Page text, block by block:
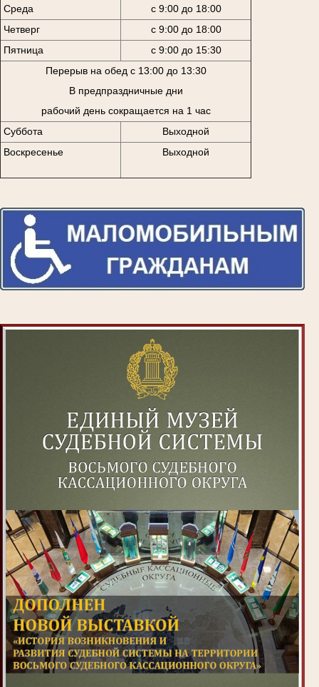
Среда
с 9:00 до 18:00
Четверг
с 9:00 до 18:00
Пятница
с 9:00 до 15:30
Перерыв на обед с 13:00 до 13:30
В предпраздничные дни
рабочий день сокращается на 1 час
Суббота
Выходной
Воскресенье
Выходной